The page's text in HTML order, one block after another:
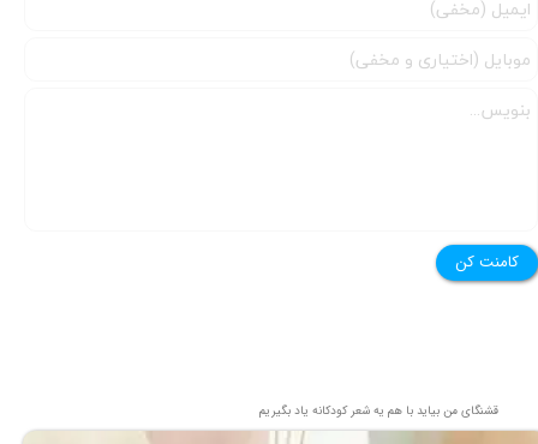
کامنت کن
قشنگای من بيايد با هم یه شعر کودکانه ياد بگیریم